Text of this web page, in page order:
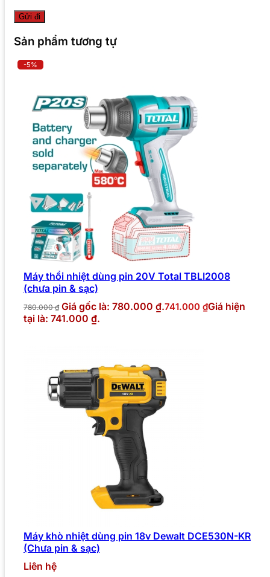
Sản phẩm tương tự
-5%
Máy thổi nhiệt dùng pin 20V Total TBLI2008
(chưa pin & sạc)
780.000₫ Giá gốc là: 780.000 ₫.741.000 ₫Giá hiện
tại là: 741.000 ₫.
Máy khò nhiệt dùng pin 18v Dewalt DCE530N-KR
(Chưa pin & sạc)
Liên hệ